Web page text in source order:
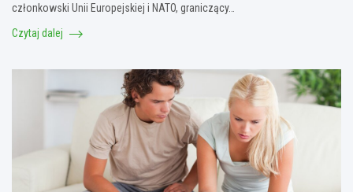
członkowski Unii Europejskiej i NATO, graniczący…
Czytaj dalej